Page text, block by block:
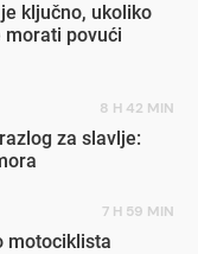
ključno, ukoliko
morati povući
8 H 42 MIN
za slavlje:
7 H 59 MIN
motociklista